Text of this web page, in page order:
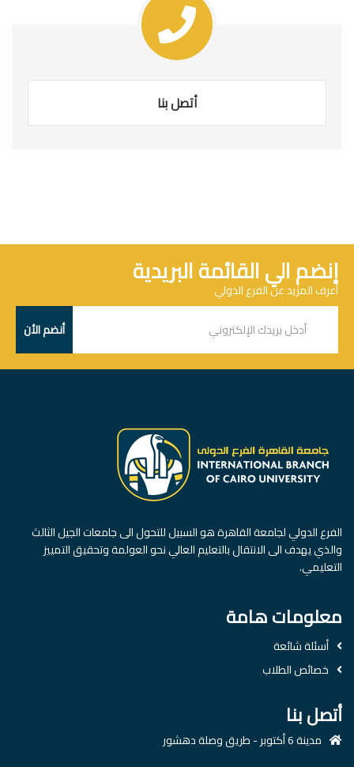
أتصل بنا
إنضم الي القائمة البريدية
أعرف المزيد عن الفرع الدولي
الفرع الدولي لجامعة القاهرة هو السبيل للتحول الى جامعات الجيل الثالث
والذي يهدف الى الانتقال بالتعليم العالي نحو العولمة وتحقيق التمييز
التعليمي.
معلومات هامة
أسئلة شائعة
خصائص الطلاب
أتصل بنا
مدينة 6 أكتوبر - طريق وصلة دهشور